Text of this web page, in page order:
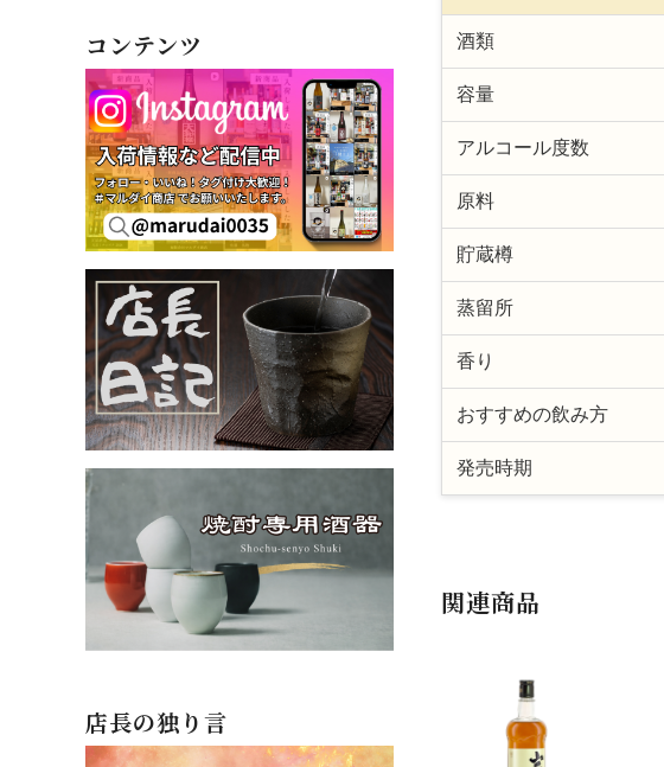
酒類
容量
アルコール度数
原料
貯蔵樽
蒸留所
香り
おすすめの飲み方
発売時期
関連商品
コンテンツ
店長の独り言